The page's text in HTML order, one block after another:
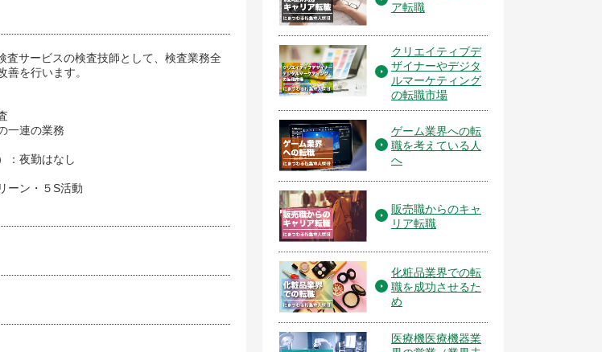
査サービスの検査技師として、検査業務全
を行います。
一連の業務
：夜勤はなし
ーン・５S活動
ア転職
クリエイティブデ
ザイナーやデジタ
ルマーケティング
の転職市場
ゲーム業界への転
職を考えている人
へ
販売職からのキャ
リア転職
化粧品業界での転
職を成功させるた
め
医療機医療機器業